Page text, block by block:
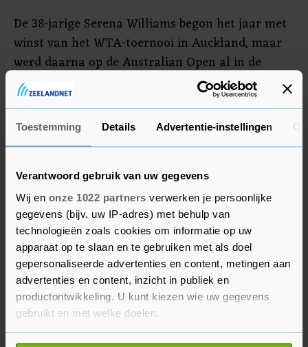
Toestemming Details Advertentie-instellingen
Verantwoord gebruik van uw gegevens
Wij en onze 1022 partners verwerken je persoonlijke
gegevens (bijv. uw IP-adres) met behulp van
technologieën zoals cookies om informatie op uw
apparaat op te slaan en te gebruiken met als doel
gepersonaliseerde advertenties en content, metingen aan
advertenties en content, inzicht in publiek en
productontwikkeling. U kunt kiezen wie uw gegevens
gebruikt en met welke doelen.
De 38-jarige Serena Williams begon het jaar met
winst van het WTA-toernooi in Auckland, maar
werd daarna op de Australian Open al in de
derde ronde uitgeschakeld. De 23-voudig
grandslamwinnares kwam daarna alleen nog in
de Fed Cup in actie. Williams wil over ruim een
maand meedoen aan de US Open.